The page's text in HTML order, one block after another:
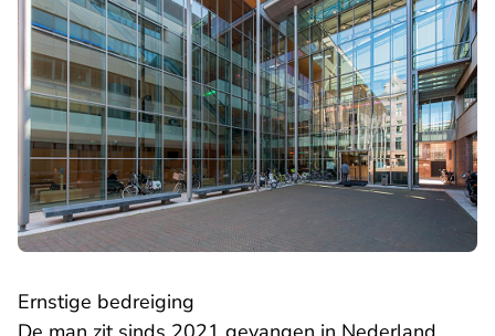
Ernstige bedreiging